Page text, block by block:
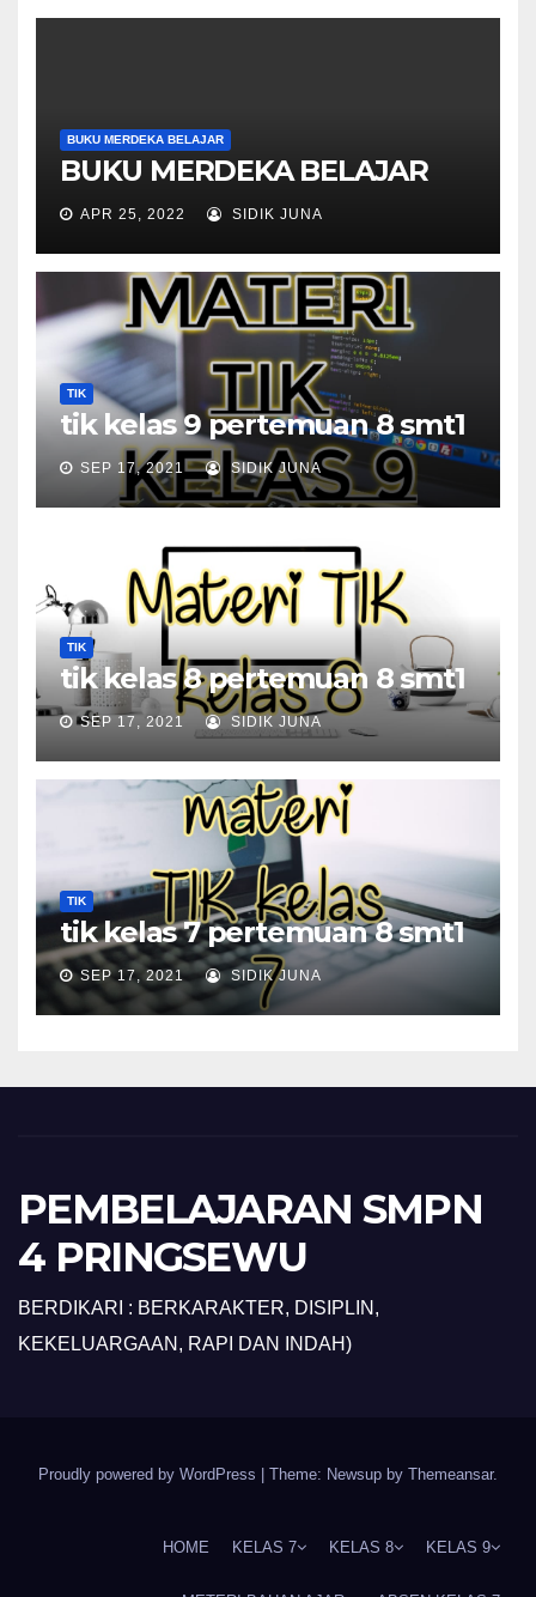
BUKU MERDEKA BELAJAR
BUKU MERDEKA BELAJAR
APR 25, 2022 SIDIK JUNA
TIK
tik kelas 9 pertemuan 8 smt1
SEP 17, 2021 SIDIK JUNA
TIK
tik kelas 8 pertemuan 8 smt1
SEP 17, 2021 SIDIK JUNA
TIK
tik kelas 7 pertemuan 8 smt1
SEP 17, 2021 SIDIK JUNA
PEMBELAJARAN SMPN
4 PRINGSEWU
BERDIKARI : BERKARAKTER, DISIPLIN,
KEKELUARGAAN, RAPI DAN INDAH)
Proudly powered by WordPress | Theme: Newsup by Themeansar.
HOME KELAS 7 KELAS 8 KELAS 9